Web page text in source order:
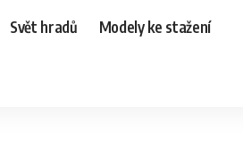
Svět hradů Modely ke stažení